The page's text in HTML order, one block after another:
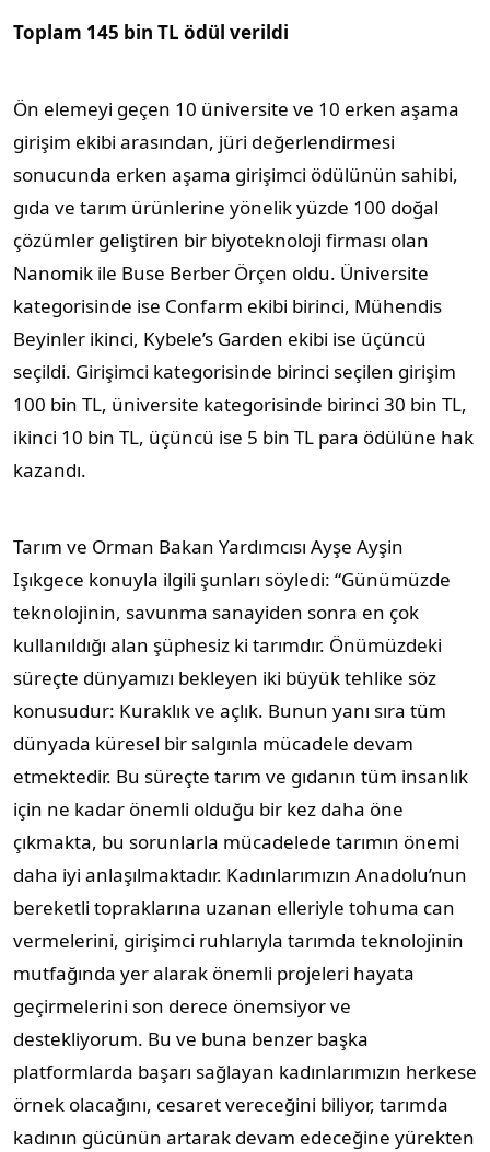
Toplam 145 bin TL ödül verildi
Ön elemeyi geçen 10 üniversite ve 10 erken aşama
girişim ekibi arasından, jüri değerlendirmesi
sonucunda erken aşama girişimci ödülünün sahibi,
gıda ve tarım ürünlerine yönelik yüzde 100 doğal
çözümler geliştiren bir biyoteknoloji firması olan
Nanomik ile Buse Berber Örçen oldu. Üniversite
kategorisinde ise Confarm ekibi birinci, Mühendis
Beyinler ikinci, Kybele’s Garden ekibi ise üçüncü
seçildi. Girişimci kategorisinde birinci seçilen girişim
100 bin TL, üniversite kategorisinde birinci 30 bin TL,
ikinci 10 bin TL, üçüncü ise 5 bin TL para ödülüne hak
kazandı.
Tarım ve Orman Bakan Yardımcısı Ayşe Ayşin
Işıkgece konuyla ilgili şunları söyledi: “Günümüzde
teknolojinin, savunma sanayiden sonra en çok
kullanıldığı alan şüphesiz ki tarımdır. Önümüzdeki
süreçte dünyamızı bekleyen iki büyük tehlike söz
konusudur: Kuraklık ve açlık. Bunun yanı sıra tüm
dünyada küresel bir salgınla mücadele devam
etmektedir. Bu süreçte tarım ve gıdanın tüm insanlık
için ne kadar önemli olduğu bir kez daha öne
çıkmakta, bu sorunlarla mücadelede tarımın önemi
daha iyi anlaşılmaktadır. Kadınlarımızın Anadolu’nun
bereketli topraklarına uzanan elleriyle tohuma can
vermelerini, girişimci ruhlarıyla tarımda teknolojinin
mutfağında yer alarak önemli projeleri hayata
geçirmelerini son derece önemsiyor ve
destekliyorum. Bu ve buna benzer başka
platformlarda başarı sağlayan kadınlarımızın herkese
örnek olacağını, cesaret vereceğini biliyor, tarımda
kadının gücünün artarak devam edeceğine yürekten